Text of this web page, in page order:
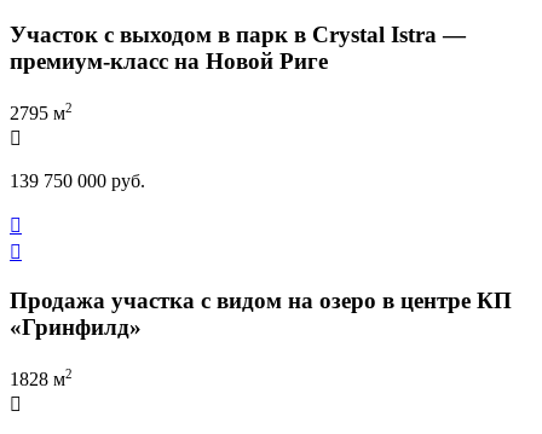
Участок с выходом в парк в Crystal Istra —
премиум-класс на Новой Риге
2795 м2

139 750 000 руб.


Продажа участка с видом на озеро в центре КП
«Гринфилд»
1828 м2
